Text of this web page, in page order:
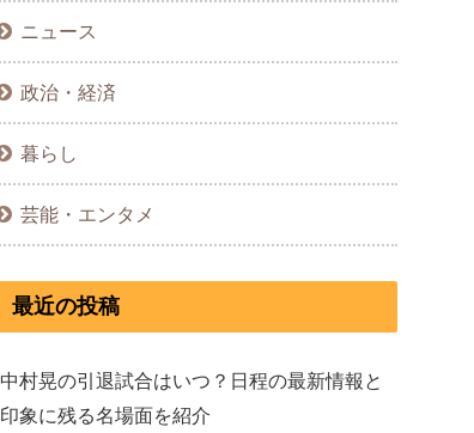
ニュース
政治・経済
暮らし
芸能・エンタメ
最近の投稿
中村晃の引退試合はいつ？日程の最新情報と
印象に残る名場面を紹介